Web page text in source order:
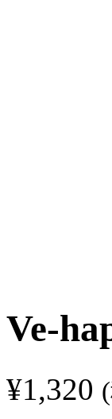
Ve-
¥1,320